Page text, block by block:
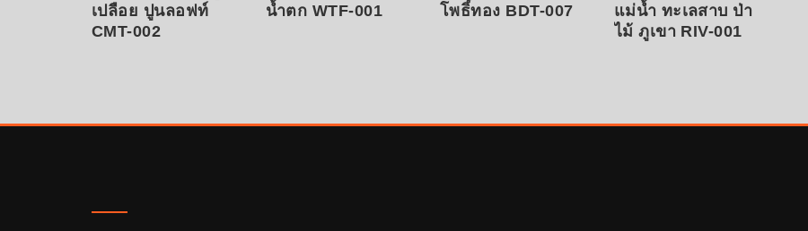
เปลือย ปูนลอฟท์
CMT-002
น้ำตก WTF-001
โพธิ์ทอง BDT-007
แม่น้ำ ทะเลสาบ ป่า
ไม้ ภูเขา RIV-001